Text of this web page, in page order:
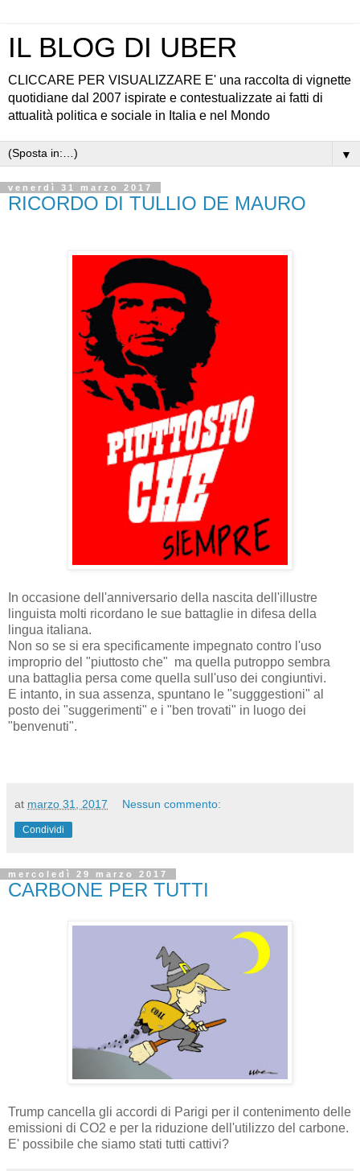
IL BLOG DI UBER
CLICCARE PER VISUALIZZARE E' una raccolta di vignette
quotidiane dal 2007 ispirate e contestualizzate ai fatti di
attualità politica e sociale in Italia e nel Mondo
▼
venerdì 31 marzo 2017
RICORDO DI TULLIO DE MAURO
In occasione dell'anniversario della nascita dell'illustre
linguista molti ricordano le sue battaglie in difesa della
lingua italiana.
Non so se si era specificamente impegnato contro l'uso
improprio del "piuttosto che" ma quella putroppo sembra
una battaglia persa come quella sull'uso dei congiuntivi.
E intanto, in sua assenza, spuntano le "sugggestioni" al
posto dei "suggerimenti" e i "ben trovati" in luogo dei
"benvenuti".
at marzo 31, 2017 Nessun commento:
Condividi
mercoledì 29 marzo 2017
CARBONE PER TUTTI
Trump cancella gli accordi di Parigi per il contenimento delle
emissioni di CO2 e per la riduzione dell'utilizzo del carbone.
E' possibile che siamo stati tutti cattivi?